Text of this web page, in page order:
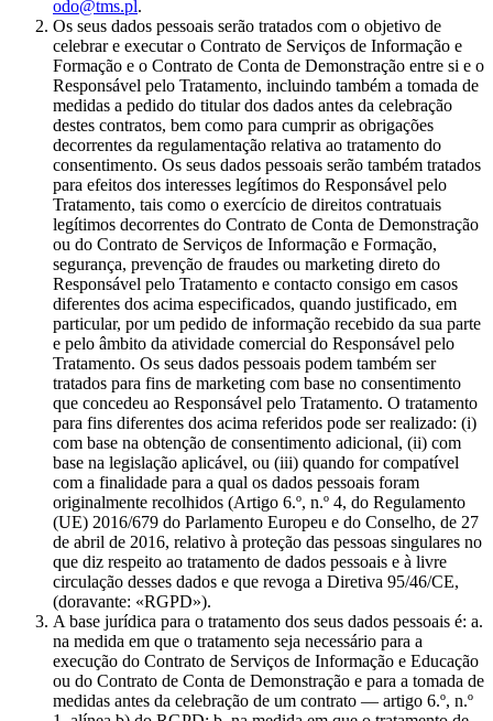
odo@tms.pl.
Os seus dados pessoais serão tratados com o objetivo de
celebrar e executar o Contrato de Serviços de Informação e
Formação e o Contrato de Conta de Demonstração entre si e o
Responsável pelo Tratamento, incluindo também a tomada de
medidas a pedido do titular dos dados antes da celebração
destes contratos, bem como para cumprir as obrigações
decorrentes da regulamentação relativa ao tratamento do
consentimento. Os seus dados pessoais serão também tratados
para efeitos dos interesses legítimos do Responsável pelo
Tratamento, tais como o exercício de direitos contratuais
legítimos decorrentes do Contrato de Conta de Demonstração
ou do Contrato de Serviços de Informação e Formação,
segurança, prevenção de fraudes ou marketing direto do
Responsável pelo Tratamento e contacto consigo em casos
diferentes dos acima especificados, quando justificado, em
particular, por um pedido de informação recebido da sua parte
e pelo âmbito da atividade comercial do Responsável pelo
Tratamento. Os seus dados pessoais podem também ser
tratados para fins de marketing com base no consentimento
que concedeu ao Responsável pelo Tratamento. O tratamento
para fins diferentes dos acima referidos pode ser realizado: (i)
com base na obtenção de consentimento adicional, (ii) com
base na legislação aplicável, ou (iii) quando for compatível
com a finalidade para a qual os dados pessoais foram
originalmente recolhidos (Artigo 6.º, n.º 4, do Regulamento
(UE) 2016/679 do Parlamento Europeu e do Conselho, de 27
de abril de 2016, relativo à proteção das pessoas singulares no
que diz respeito ao tratamento de dados pessoais e à livre
circulação desses dados e que revoga a Diretiva 95/46/CE,
(doravante: «RGPD»).
A base jurídica para o tratamento dos seus dados pessoais é: a.
na medida em que o tratamento seja necessário para a
execução do Contrato de Serviços de Informação e Educação
ou do Contrato de Conta de Demonstração e para a tomada de
medidas antes da celebração de um contrato — artigo 6.º, n.º